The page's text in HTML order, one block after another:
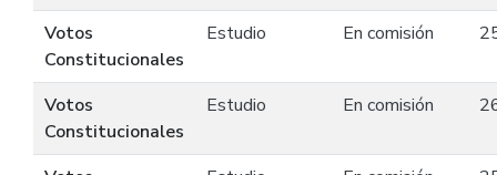
Votos
Constitucionales
Estudio En comisión
Votos
Constitucionales
Estudio En comisión